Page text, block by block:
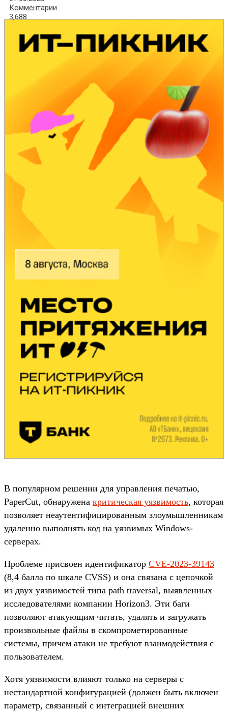
Комментарии
3,688
В популярном решении для управления печатью,
PaperCut, обнаружена критическая уязвимость, которая
позволяет неаутентифицированным злоумышленникам
удаленно выполнять код на уязвимых Windows-
серверах.
Проблеме присвоен идентификатор CVE-2023-39143
(8,4 балла по шкале CVSS) и она связана с цепочкой
из двух уязвимостей типа path traversal, выявленных
исследователями компании Horizon3. Эти баги
позволяют атакующим читать, удалять и загружать
произвольные файлы в скомпрометированные
системы, причем атаки не требуют взаимодействия с
пользователем.
Хотя уязвимости влияют только на серверы с
нестандартной конфигурацией (должен быть включен
параметр, связанный с интеграцией внешних